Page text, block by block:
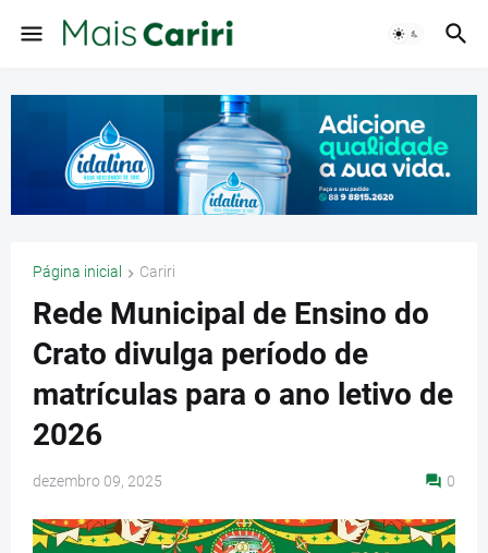
Página inicial Cariri
Rede Municipal de Ensino do
Crato divulga período de
matrículas para o ano letivo de
2026
dezembro 09, 2025 0